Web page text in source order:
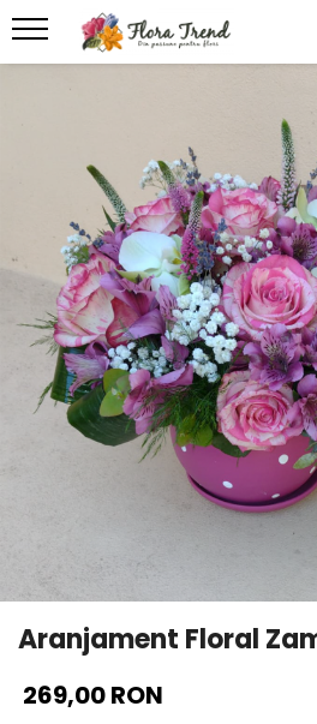
Aranjament Floral
269,00 RON